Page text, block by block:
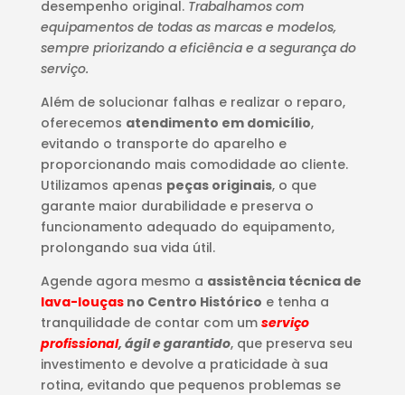
desempenho original. Trabalhamos com
equipamentos de todas as marcas e modelos,
sempre priorizando a eficiência e a segurança do
serviço.
Além de solucionar falhas e realizar o reparo,
oferecemos atendimento em domicílio,
evitando o transporte do aparelho e
proporcionando mais comodidade ao cliente.
Utilizamos apenas peças originais, o que
garante maior durabilidade e preserva o
funcionamento adequado do equipamento,
prolongando sua vida útil.
Agende agora mesmo a assistência técnica de
lava-louçasno Centro Histórico e tenha a
tranquilidade de contar com um serviço
profissional, ágil e garantido, que preserva seu
investimento e devolve a praticidade à sua
rotina, evitando que pequenos problemas se